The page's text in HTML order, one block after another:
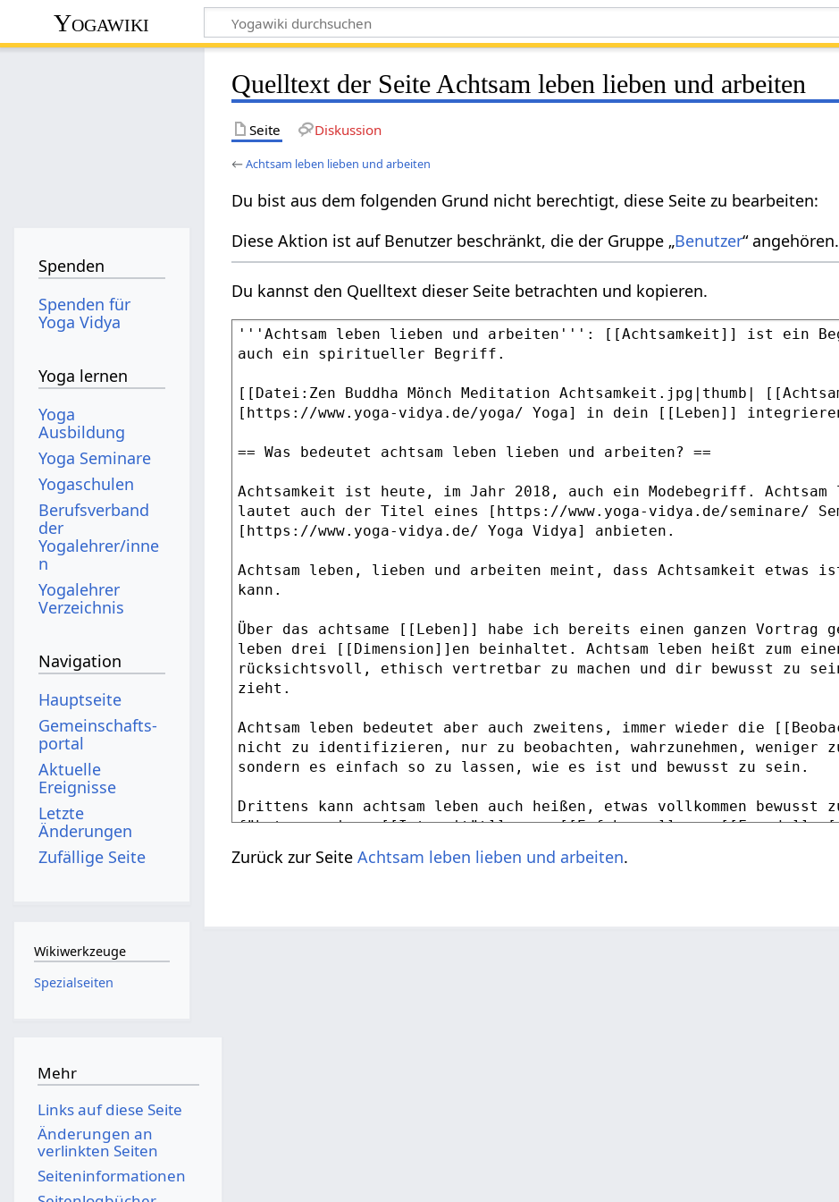
Yogawiki
Quelltext der Seite Achtsam leben lieben und arbeiten
Seite Diskussion
←Achtsam leben lieben und arbeiten
Du bist aus dem folgenden Grund nicht berechtigt, diese Seite zu bearbeiten:
Diese Aktion ist auf Benutzer beschränkt, die der Gruppe „Benutzer“ angehören.
Du kannst den Quelltext dieser Seite betrachten und kopieren.
Zurück zur SeiteAchtsam leben lieben und arbeiten.
Spenden
Spenden für
Yoga Vidya
Yoga lernen
Yoga
Ausbildung
Yoga Seminare
Yogaschulen
Berufsverband
der
Yogalehrer/inne
n
Yogalehrer
Verzeichnis
Navigation
Hauptseite
Gemeinschafts­
portal
Aktuelle
Ereignisse
Letzte
Änderungen
Zufällige Seite
Wikiwerkzeuge
Spezialseiten
Mehr
Links auf diese Seite
Änderungen an
verlinkten Seiten
Seiten­­informationen